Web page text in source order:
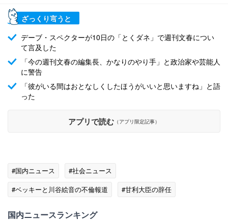
ざっくり言うと
デーブ・スペクターが10日の「とくダネ」で週刊文春につい
て言及した
「今の週刊文春の編集長、かなりのやり手」と政治家や芸能人
に警告
「彼がいる間はおとなしくしたほうがいいと思いますね」と語
った
アプリで読む （アプリ限定記事）
#国内ニュース
#社会ニュース
#ベッキーと川谷絵音の不倫報道
#甘利大臣の辞任
国内ニュースランキング